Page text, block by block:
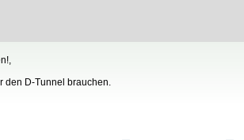
D-Tunnel brauchen.